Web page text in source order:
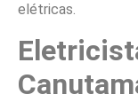
elétricas.